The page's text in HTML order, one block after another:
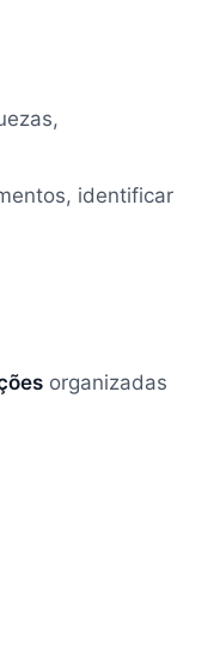
identificar
organizadas